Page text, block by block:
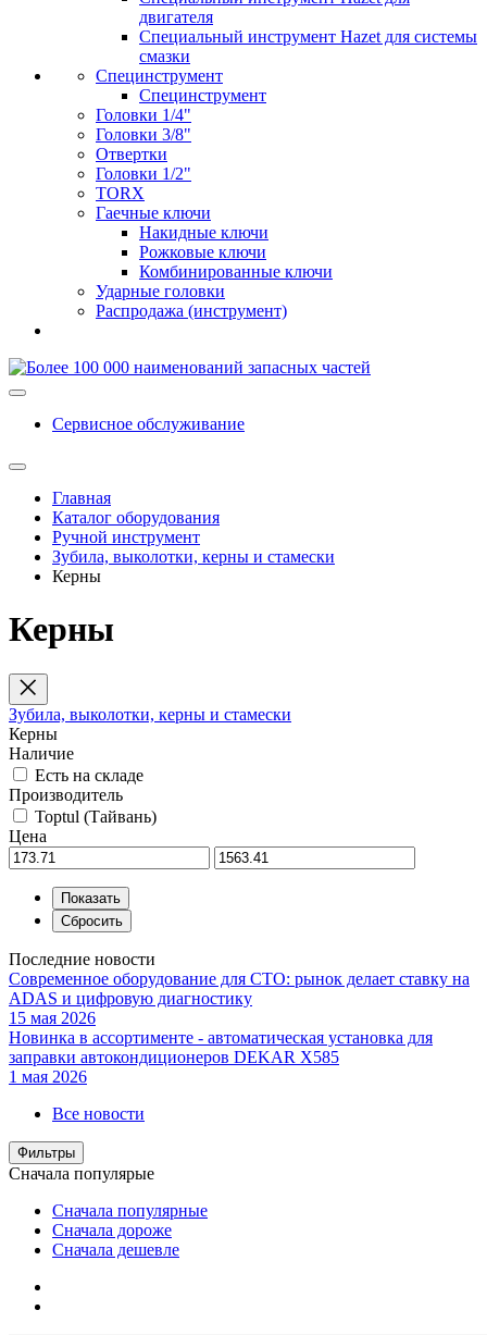
двигателя
Специальный инструмент Hazet для системы
смазки
Специнструмент
Специнструмент
Головки 1/4"
Головки 3/8"
Отвертки
Головки 1/2"
TORX
Гаечные ключи
Накидные ключи
Рожковые ключи
Комбинированные ключи
Ударные головки
Распродажа (инструмент)
Сервисное обслуживание
Главная
Каталог оборудования
Ручной инструмент
Зубила, выколотки, керны и стамески
Керны
Керны
Зубила, выколотки, керны и стамески
Керны
Наличие
Есть на складе
Производитель
Toptul (Тайвань)
Цена
Последние новости
Современное оборудование для СТО: рынок делает ставку на
ADAS и цифровую диагностику
15 мая 2026
Новинка в ассортименте - автоматическая установка для
заправки автокондиционеров DEKAR X585
1 мая 2026
Все новости
Фильтры
Сначала популярые
Сначала популярные
Сначала дороже
Сначала дешевле